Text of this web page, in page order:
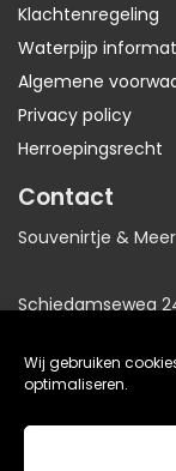
Wij gebruiken
optimaliseren.
Klachtenregeling
Waterpijp
Algemene
Privacy policy
Herroepingsrecht
Contact
Souvenirtje & Meer
Schiedamseweg
Nederland
KvK: 81064705